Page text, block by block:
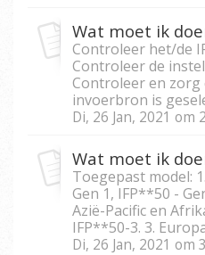
Controleer het/de
Controleer de
Controleer en
invoerbron is
Di, 26 Jan, 2021 om
Toegepast model:
Gen 1, IFP**50 -
Azië-Pacific en
IFP**50-3. 3.
Di, 26 Jan, 2021 om